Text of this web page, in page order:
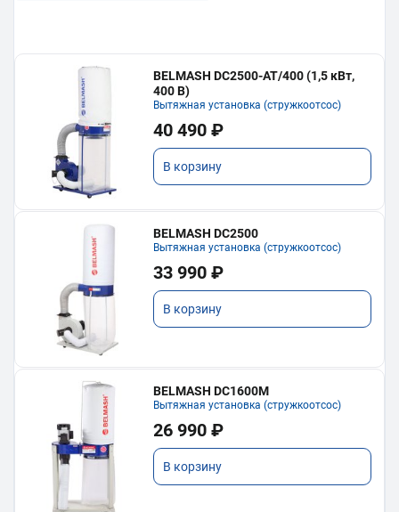
BELMASH DC2500-AT/400 (1,5 кВт,
400 В)
Вытяжная установка (стружкоотсос)
40 490 ₽
В корзину
BELMASH DC2500
Вытяжная установка (стружкоотсос)
33 990 ₽
В корзину
BELMASH DC1600M
Вытяжная установка (стружкоотсос)
26 990 ₽
В корзину